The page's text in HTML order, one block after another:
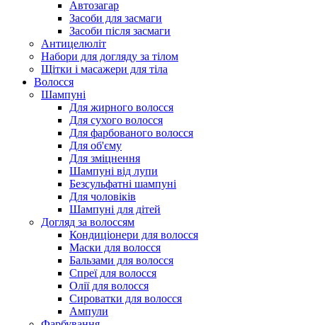
Автозагар
Засоби для засмаги
Засоби після засмаги
Антицелюліт
Набори для догляду за тілом
Щітки і масажери для тіла
Волосся
Шампуні
Для жирного волосся
Для сухого волосся
Для фарбованого волосся
Для об'єму
Для зміцнення
Шампуні від лупи
Безсульфатні шампуні
Для чоловіків
Шампуні для дітей
Догляд за волоссям
Кондиціонери для волосся
Маски для волосся
Бальзами для волосся
Спреї для волосся
Олії для волосся
Сироватки для волосся
Ампули